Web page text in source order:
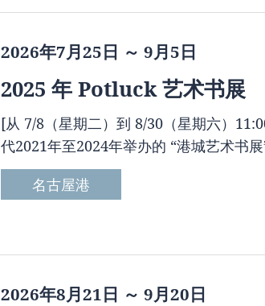
2026年7月25日 ～ 9月5日
2025 年 Potluck 艺术书展
[从 7/8（星期二）到 8/30（星期六）
代2021年至2024年举办的 “港城艺术书
名古屋港
2026年8月21日 ～ 9月20日